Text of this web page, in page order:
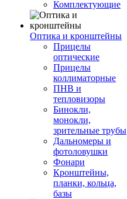
Комплектующие
Оптика и кронштейны
Прицелы
оптические
Прицелы
коллиматорные
ПНВ и
тепловизоры
Бинокли,
монокли,
зрительные трубы
Дальномеры и
фотоловушки
Фонари
Кронштейны,
планки, кольца,
базы